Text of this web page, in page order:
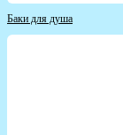
Баки для душа